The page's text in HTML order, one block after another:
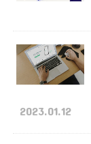
2023.01.12